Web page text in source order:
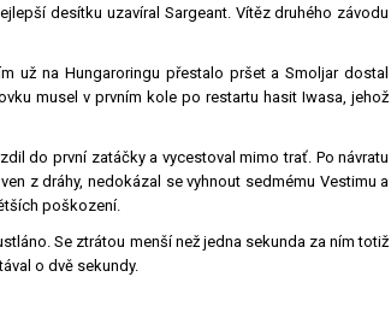
desítku uzavíral Sargeant. Vítěz druhého závodu
už na Hungaroringu přestalo pršet a Smoljar dostal
musel v prvním kole po restartu hasit Iwasa, jehož
do první zatáčky a vycestoval mimo trať. Po návratu
z dráhy, nedokázal se vyhnout sedmému Vestimu a
poškození.
Se ztrátou menší než jedna sekunda za ním totiž
o dvě sekundy.